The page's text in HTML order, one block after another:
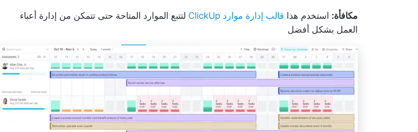
مكافأة: استخدم هذا قالب إدارة موارد ClickUp
لتتبع الموارد المتاحة حتى تتمكن من إدارة أعباء
العمل بشكل أفضل